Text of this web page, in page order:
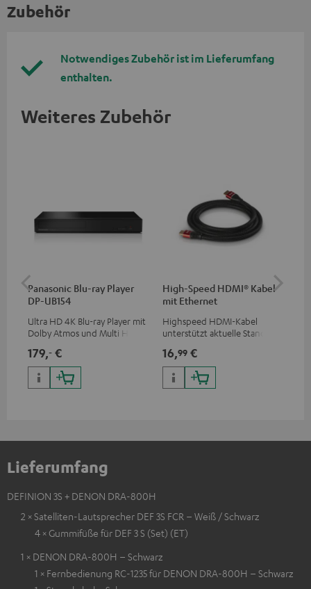
Zubehör
Notwendiges Zubehör ist im Lieferumfang
enthalten.
Weiteres Zubehör
Panasonic Blu-ray Player
DP-UB154
Ultra HD 4K Blu-ray Player mit
Dolby Atmos und Multi HDR-
HDR10+ für eine überragende
Bildqualität mit lebensechten
Kontrasten und Farben
179,‐ €
High-Speed HDMI® Kabel
mit Ethernet
Highspeed HDMI-Kabel
unterstützt aktuelle Standards
16,99 €
Lieferumfang
DEFINION 3S + DENON DRA-800H
2 × Satelliten-Lautsprecher DEF 3S FCR – Weiß / Schwarz
4 × Gummifüße für DEF 3 S (Set) (ET)
1 × DENON DRA-800H – Schwarz
1 × Fernbedienung RC-1235 für DENON DRA-800H – Schwarz